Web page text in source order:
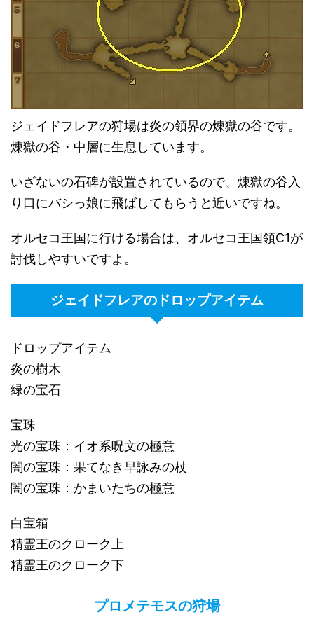
ジェイドフレアの狩場は炎の領界の煉獄の谷です。
煉獄の谷・中層に生息しています。
いざないの石碑が設置されているので、煉獄の谷入
り口にバシっ娘に飛ばしてもらうと近いですね。
オルセコ王国に行ける場合は、オルセコ王国領C1が
討伐しやすいですよ。
ジェイドフレアのドロップアイテム
ドロップアイテム
炎の樹木
緑の宝石
宝珠
光の宝珠：イオ系呪文の極意
闇の宝珠：果てなき早詠みの杖
闇の宝珠：かまいたちの極意
白宝箱
精霊王のクローク上
精霊王のクローク下
プロメテモスの狩場